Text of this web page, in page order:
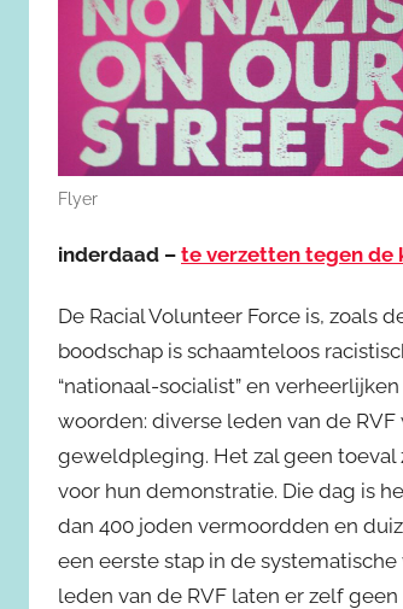
Flyer
inderdaad – te verzetten tegen de
De Racial Volunteer Force is, zoals
boodschap is schaamteloos
“nationaal-socialist” en
woorden: diverse leden van de
geweldpleging. Het zal geen
voor hun demonstratie. Die dag is
dan 400 joden vermoordden en
een eerste stap in de
leden van de RVF laten er zelf